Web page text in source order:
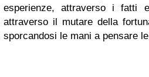
esperienze, attraverso i fatti
attraverso il mutare della
sporcandosi le mani a pensare